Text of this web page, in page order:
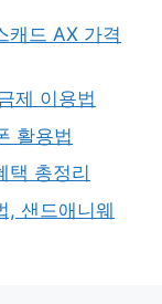
캐드 AX 가격
제 이용법
활용법
택 총정리
, 샌드애니웨